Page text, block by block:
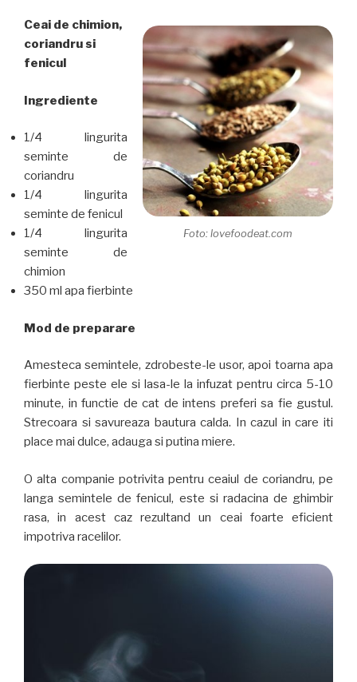
Foto: lovefoodeat.com
Ceai de chimion,
coriandru si
fenicul
Ingrediente
1/4 lingurita
seminte de
coriandru
1/4 lingurita
seminte de fenicul
1/4 lingurita
seminte de
chimion
350 ml apa fierbinte
Mod de preparare
Amesteca semintele, zdrobeste-le usor, apoi toarna apa
fierbinte peste ele si lasa-le la infuzat pentru circa 5-10
minute, in functie de cat de intens preferi sa fie gustul.
Strecoara si savureaza bautura calda. In cazul in care iti
place mai dulce, adauga si putina miere.
O alta companie potrivita pentru ceaiul de coriandru, pe
langa semintele de fenicul, este si radacina de ghimbir
rasa, in acest caz rezultand un ceai foarte eficient
impotriva racelilor.